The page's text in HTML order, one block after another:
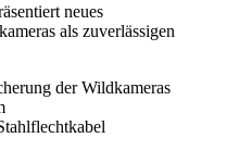
neues
als zuverlässigen
der Wildkameras